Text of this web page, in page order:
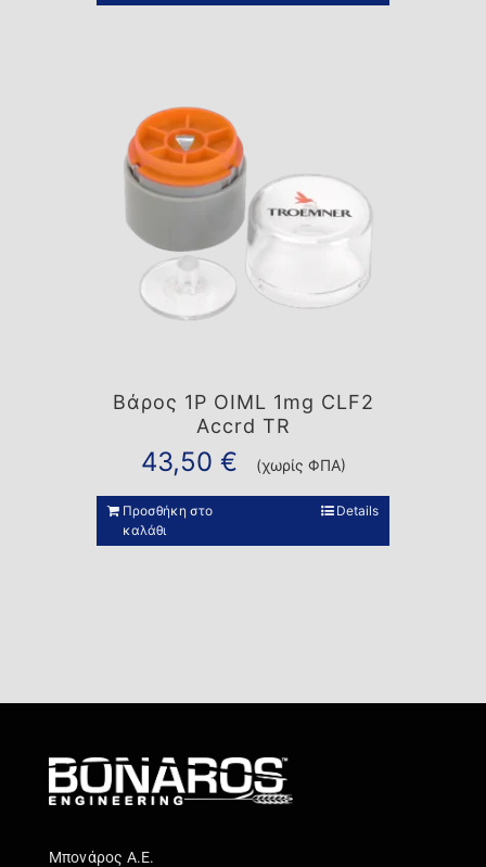
Βάρος 1P OIML 1mg CLF2
Accrd TR
43,50 € (χωρίς ΦΠΑ)
Προσθήκη στο
καλάθι
Details
Μπονάρος Α.Ε.